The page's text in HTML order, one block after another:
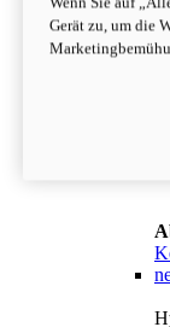
Gerät zu, um die